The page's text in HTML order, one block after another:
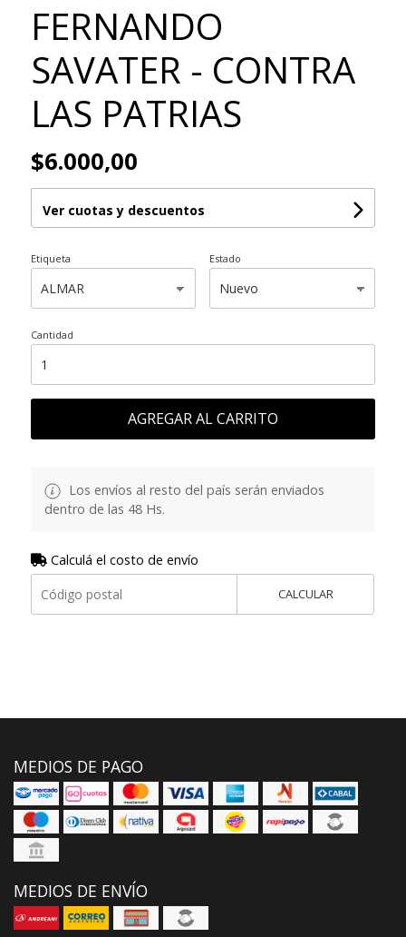
FERNANDO
SAVATER - CONTRA
LAS PATRIAS
$6.000,00
Ver cuotas y descuentos
Etiqueta Estado
Cantidad
AGREGAR AL CARRITO
Los envíos al resto del país serán enviados
dentro de las 48 Hs.
Calculá el costo de envío
CALCULAR
MEDIOS DE PAGO
MEDIOS DE ENVÍO